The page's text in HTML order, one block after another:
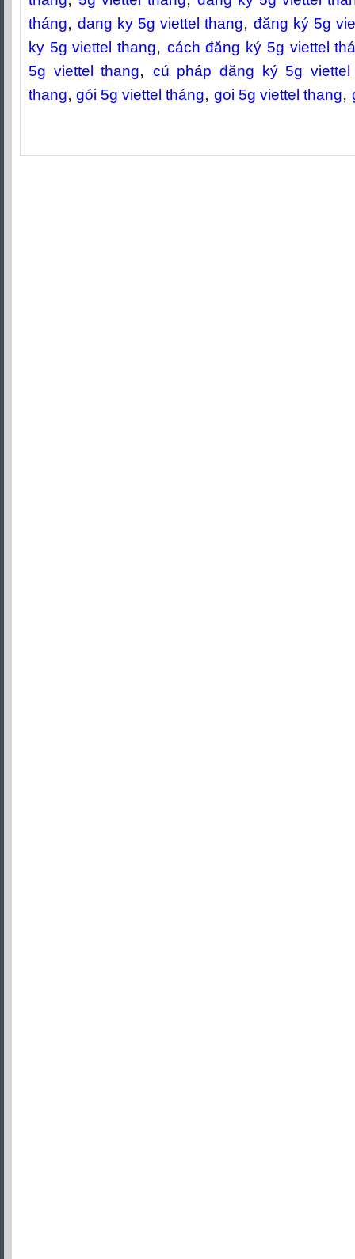
tháng, dang ky 5g viettel thang, đăng ký 5g
ky 5g viettel thang, cách đăng ký 5g viettel
5g viettel thang, cú pháp đăng ký 5g viettel
thang, gói 5g viettel tháng, goi 5g viettel thang,